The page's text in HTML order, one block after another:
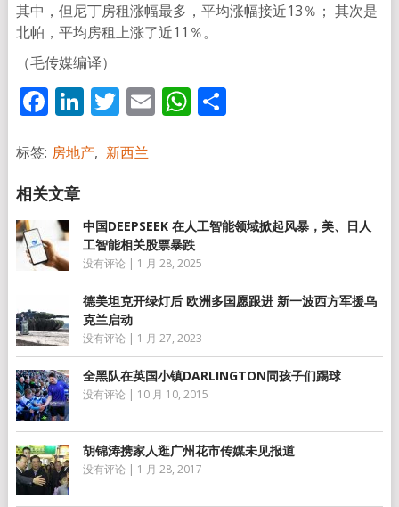
其中，但尼丁房租涨幅最多，平均涨幅接近13％； 其次是
北帕，平均房租上涨了近11％。
（毛传媒编译）
Facebook
LinkedIn
Twitter
EmailWhatsApp
分
标签: 房地产, 新西兰
中国DEEPSEEK 在人工智能领域掀起风暴，美、日人
工智能相关股票暴跌
没有评论 | 1 月 28, 2025
德美坦克开绿灯后 欧洲多国愿跟进 新一波西方军援乌
克兰启动
没有评论 | 1 月 27, 2023
全黑队在英国小镇DARLINGTON同孩子们踢球
没有评论 | 10 月 10, 2015
胡锦涛携家人逛广州花市传媒未见报道
没有评论 | 1 月 28, 2017